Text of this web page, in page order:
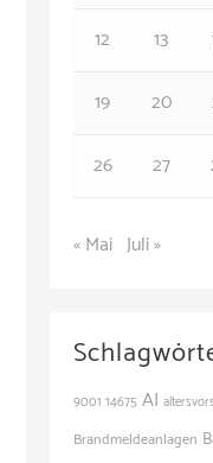
12
13
19
20
26
27
« Mai Juli »
9001 14675 AI
Brandmeldeanlagen